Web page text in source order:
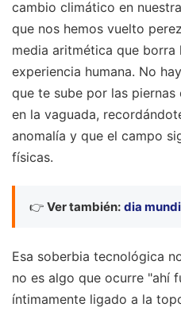
cambio climático en
que nos hemos vuelto
media aritmética que borra
experiencia humana. No
que te sube por las piernas
en la vaguada,
anomalía y que el campo
físicas.
👉 Ver también: dia
Esa soberbia tecnológica
no es algo que ocurre "ahí
íntimamente ligado a la